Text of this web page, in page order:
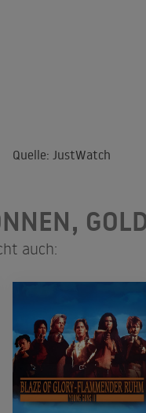
Quelle: JustWatch
auch: